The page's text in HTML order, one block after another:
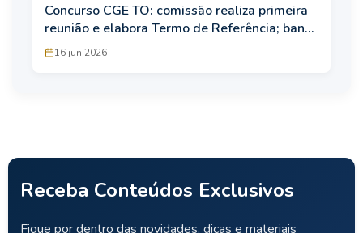
Concurso CGE TO: comissão realiza primeira
reunião e elabora Termo de Referência; banca
em breve
16 jun 2026
Receba Conteúdos Exclusivos
Fique por dentro das novidades, dicas e materiais